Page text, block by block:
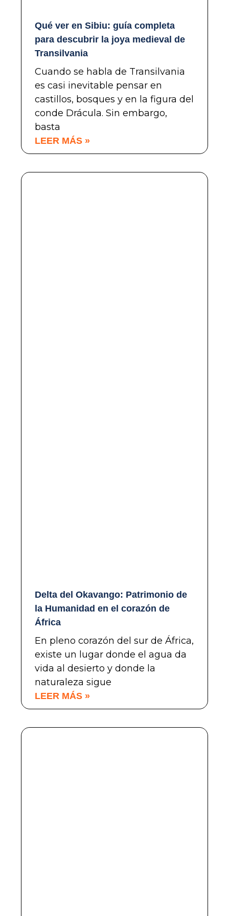
Qué ver en Sibiu: guía completa
para descubrir la joya medieval de
Transilvania
Cuando se habla de Transilvania
es casi inevitable pensar en
castillos, bosques y en la figura del
conde Drácula. Sin embargo,
basta
LEER MÁS »
Delta del Okavango: Patrimonio de
la Humanidad en el corazón de
África
En pleno corazón del sur de África,
existe un lugar donde el agua da
vida al desierto y donde la
naturaleza sigue
LEER MÁS »